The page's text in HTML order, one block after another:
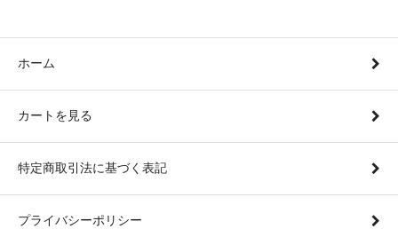
ホーム
カートを見る
特定商取引法に基づく表記
プライバシーポリシー